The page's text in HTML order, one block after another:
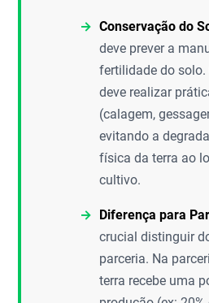
Conservação do
deve prever a
fertilidade do solo.
deve realizar
(calagem,
evitando a
física da terra ao
cultivo.
Diferença para
crucial distinguir
parceria. Na
terra recebe uma